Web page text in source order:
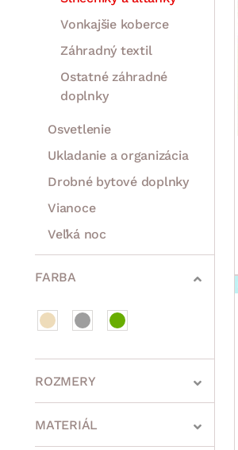
Vonkajšie koberce
Záhradný textil
Ostatné záhradné
doplnky
Osvetlenie
Ukladanie a organizácia
Drobné bytové doplnky
Vianoce
Veľká noc
Sedacie súpravy a pohovky
Zostavy a steny
Drobný nábytok
Spotrebiče
FARBA
ROZMERY
MATERIÁL